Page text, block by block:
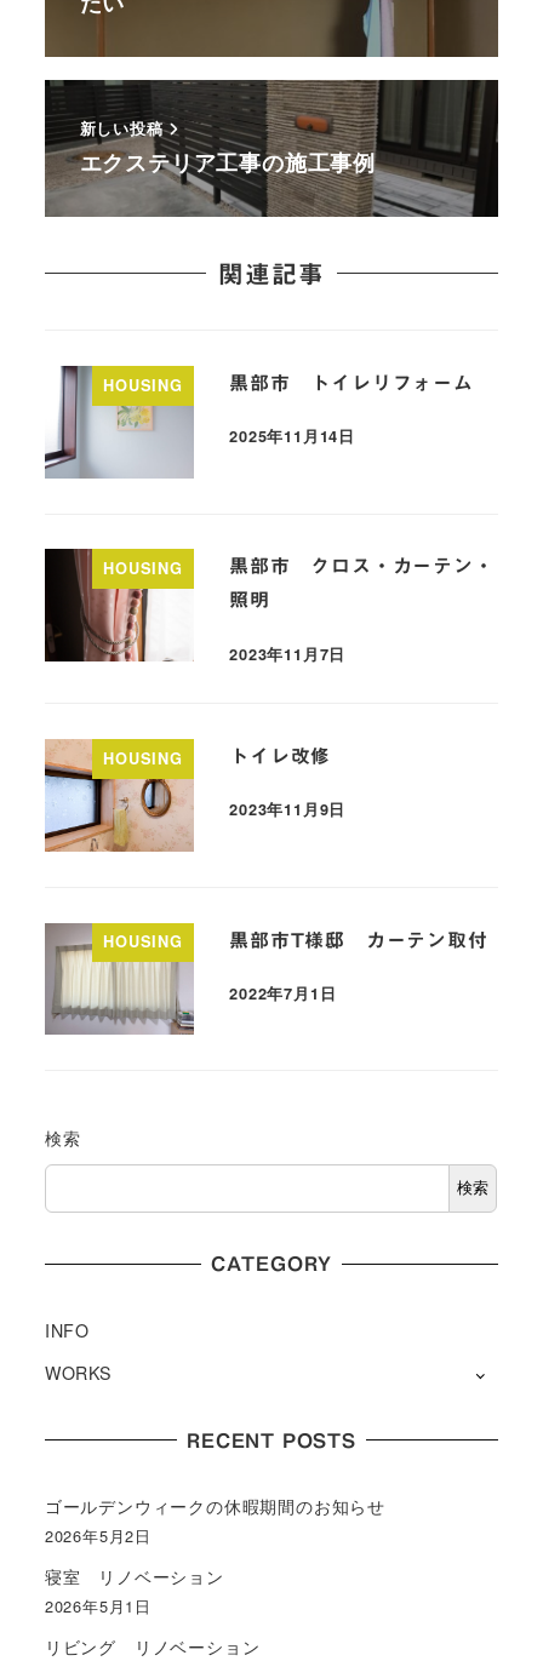
新しい投稿
エクステリア工事の施工事例
関連記事
HOUSING 黒部市 トイレリフォーム
2025年11月14日
HOUSING
黒部市 クロス・カーテン・
照明
2023年11月7日
HOUSING トイレ改修
2023年11月9日
HOUSING 黒部市T様邸 カーテン取付
2022年7月1日
検索
検索
CATEGORY
INFO
WORKS
RECENT POSTS
ゴールデンウィークの休暇期間のお知らせ
2026年5月2日
寝室 リノベーション
2026年5月1日
リビング リノベーション